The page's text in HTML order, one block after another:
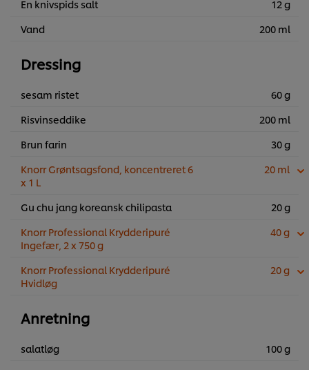
En knivspids salt
12 g
Vand
200 ml
Dressing
sesam ristet
60 g
Risvinseddike
200 ml
Brun farin
30 g
Knorr Grøntsagsfond, koncentreret 6
x 1 L
20 ml
Gu chu jang koreansk chilipasta
20 g
Knorr Professional Krydderipuré
Ingefær, 2 x 750 g
40 g
Knorr Professional Krydderipuré
Hvidløg
20 g
Anretning
salatløg 100 g